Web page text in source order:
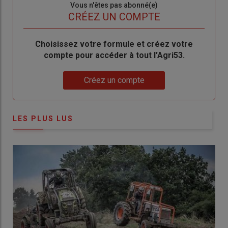
Vous n'êtes pas abonné(e)
CRÉEZ UN COMPTE
BodyChoisissez votre formule et créez votre
compte pour accéder à tout l'Agri53.
Créez un compte
LES PLUS LUS